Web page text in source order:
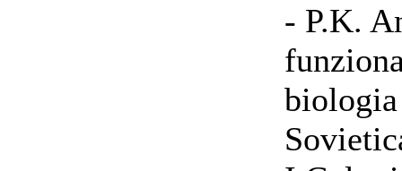
- P.K.
biologia